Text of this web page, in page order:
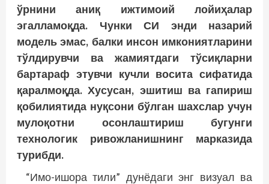
ўрнини аниқ ижтимоий лойиҳалар
эгалламоқда. Чунки СИ энди назарий
модель эмас, балки инсон имкониятларини
тўлдирувчи ва жамиятдаги тўсиқларни
бартараф этувчи кучли восита сифатида
қаралмоқда. Хусусан, эшитиш ва гапириш
қобилиятида нуқсони бўлган шахслар учун
мулоқотни осонлаштириш бугунги
технологик ривожланишнинг марказида
турибди.
“Имо-ишора тили” дунёдаги энг визуал ва